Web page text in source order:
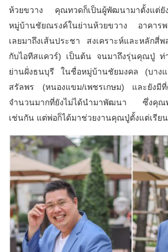
ห้วยขวาง คุณทวดก็เป็นผู้พัฒนามาตั้งแต่
หมู่บ้านชัยณรงค์ในย่านห้วยขวาง อาคาร
เลยมาถึงเส้นประชา สงเคราะห์และหลักสี่
กับไอทีสแควร์) เป็นต้น จนมาถึงรุ่นคุณปู่
ย่านฝั่งธนบุรี ในชื่อหมู่บ้านชัยมงคล (บาง
สรัลพร (หนองแขม/เพชรเกษม) และยังมี
จำนวนมากที่ยังไม่ได้นำมาพัฒนา ซึ่งคุณพ่
เช่นกัน แต่พ่อก็ได้มาช่วยงานคุณปู่ตั้งแต่เรีย